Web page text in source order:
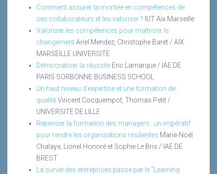
Comment assurer la montée en compétences de
ses collaborateurs et les valoriser ? IUT Aix Marseille
Valoriser les compétences pour maîtriser le
changementAriel Mendez, Christophe Baret / AIX
MARSEILLE UNIVERSITE
Démocratiser la réussite Eric Lamarque / IAE DE
PARIS SORBONNE BUSINESS SCHOOL
Un haut niveau d'expertise et une formation de
qualitéVincent Cocquempot, Thomas Petit /
UNIVERSITE DE LILLE
Repenser la formation des managers : un impératif
pour rendre les organisations résilientes Marie-Noël
Chalaye, Lionel Honoré et Sophie Le Bris / IAE DE
BREST
La survie des entreprises passe par le "Learning